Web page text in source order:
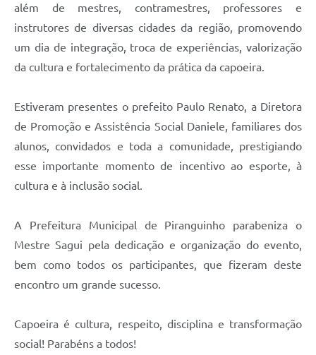
além de mestres, contramestres, professores e
instrutores de diversas cidades da região, promovendo
um dia de integração, troca de experiências, valorização
da cultura e fortalecimento da prática da capoeira.
Estiveram presentes o prefeito Paulo Renato, a Diretora
de Promoção e Assistência Social Daniele, familiares dos
alunos, convidados e toda a comunidade, prestigiando
esse importante momento de incentivo ao esporte, à
cultura e à inclusão social.
A Prefeitura Municipal de Piranguinho parabeniza o
Mestre Sagui pela dedicação e organização do evento,
bem como todos os participantes, que fizeram deste
encontro um grande sucesso.
Capoeira é cultura, respeito, disciplina e transformação
social! Parabéns a todos!